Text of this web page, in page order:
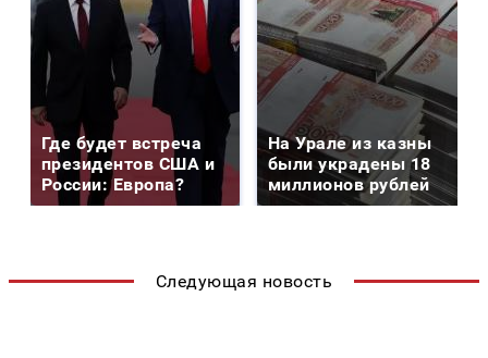
Где будет встреча
президентов США и
России: Европа?
На Урале из казны
были украдены 18
миллионов рублей
Следующая новость